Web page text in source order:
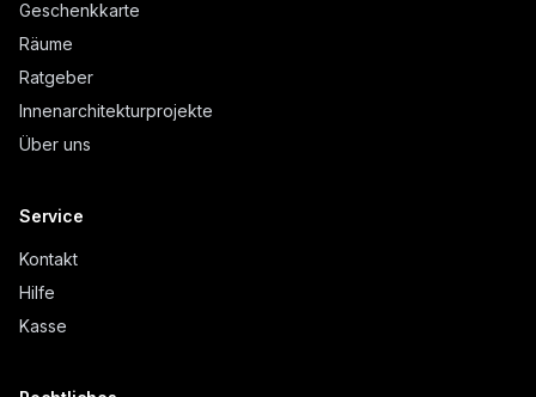
Geschenkkarte
Räume
Ratgeber
Innenarchitekturprojekte
Über uns
Service
Kontakt
Hilfe
Kasse